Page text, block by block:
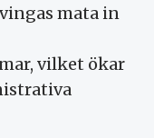
mata in
vilket ökar